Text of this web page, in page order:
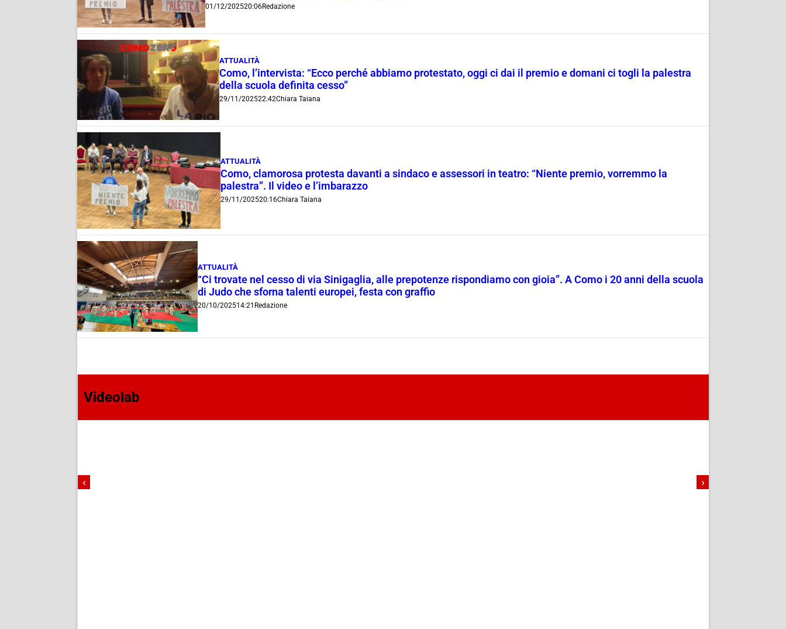
01/12/202520:06Redazione
ATTUALITÀ
Como, l’intervista: “Ecco perché abbiamo protestato, oggi ci dai il premio e domani ci togli la palestra
della scuola definita cesso”
29/11/202522:42Chiara Taiana
ATTUALITÀ
Como, clamorosa protesta davanti a sindaco e assessori in teatro: “Niente premio, vorremmo la
palestra”. Il video e l’imbarazzo
29/11/202520:16Chiara Taiana
ATTUALITÀ
“Ci trovate nel cesso di via Sinigaglia, alle prepotenze rispondiamo con gioia”. A Como i 20 anni della scuola
di Judo che sforna talenti europei, festa con graffio
20/10/202514:21 Redazione
Videolab
‹ ›